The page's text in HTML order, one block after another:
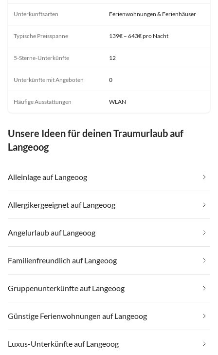
Unterkunftsarten Ferienwohnungen & Ferienhäuser
Typische Preisspanne 139€ – 643€ pro Nacht
5-Sterne-Unterkünfte 12
Unterkünfte mit Angeboten 0
Häufige Ausstattungen WLAN
Unsere Ideen für deinen Traumurlaub auf
Langeoog
Alleinlage auf Langeoog
Allergikergeeignet auf Langeoog
Angelurlaub auf Langeoog
Familienfreundlich auf Langeoog
Gruppenunterkünfte auf Langeoog
Günstige Ferienwohnungen auf Langeoog
Luxus-Unterkünfte auf Langeoog